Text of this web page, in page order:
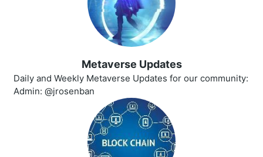
Metaverse Updates
Daily and Weekly Metaverse Updates for our community:
Admin: @jrosenban